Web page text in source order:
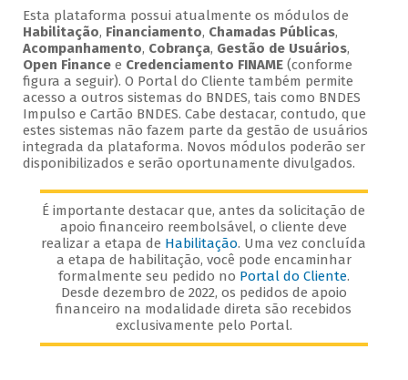
Esta plataforma possui atualmente os módulos de
Habilitação, Financiamento, Chamadas Públicas,
Acompanhamento, Cobrança, Gestão de Usuários,
Open Financee Credenciamento FINAME(conforme
figura a seguir). O Portal do Cliente também permite
acesso a outros sistemas do BNDES, tais como BNDES
Impulso e Cartão BNDES. Cabe destacar, contudo, que
estes sistemas não fazem parte da gestão de usuários
integrada da plataforma. Novos módulos poderão ser
disponibilizados e serão oportunamente divulgados.
É importante destacar que, antes da solicitação de
apoio financeiro reembolsável, o cliente deve
realizar a etapa de Habilitação. Uma vez concluída
a etapa de habilitação, você pode encaminhar
formalmente seu pedido no Portal do Cliente.
Desde dezembro de 2022, os pedidos de apoio
financeiro na modalidade direta são recebidos
exclusivamente pelo Portal.